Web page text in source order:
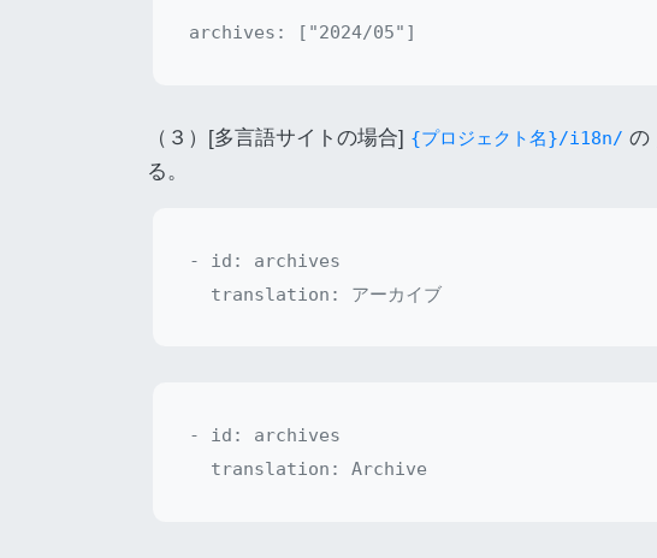
（３）[多言語サイトの場合] {プロジェクト名}/i18n/ の
る。
- id: archives
  translation: アーカイブ
- id: archives